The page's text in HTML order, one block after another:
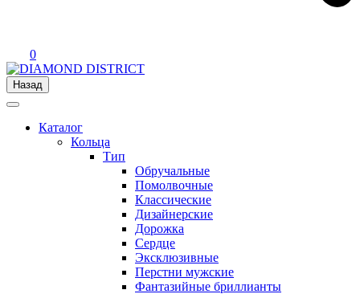
0
Назад
Каталог
Кольца
Тип
Обручальные
Помолвочные
Классические
Дизайнерские
Дорожка
Сердце
Эксклюзивные
Перстни мужские
Фантазийные бриллианты